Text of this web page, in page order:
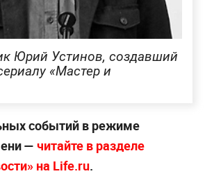
Юрий Устинов, создавший
«Мастер и
событий в режиме
— читайте в разделе
на Life.ru.